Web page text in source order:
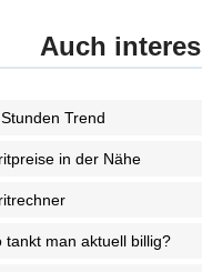
Auch
Trend
in der Nähe
tankt man aktuell billig?